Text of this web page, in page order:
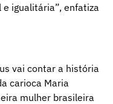
igualitária”, enfatiza
vai contar a história
carioca Maria
mulher brasileira